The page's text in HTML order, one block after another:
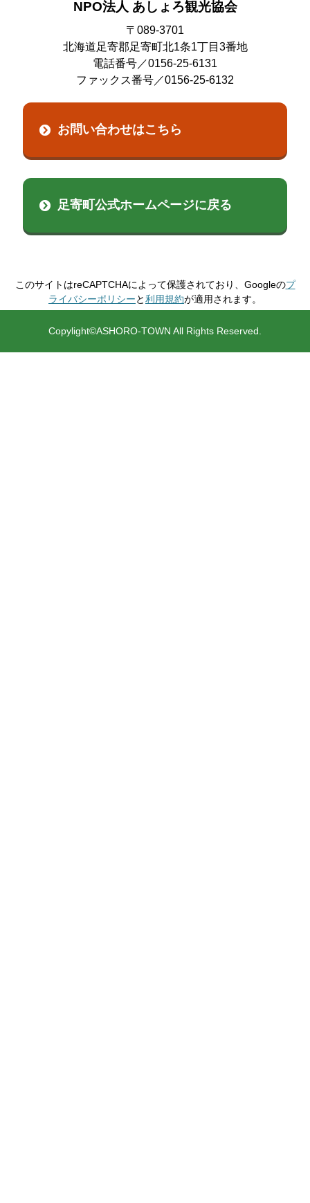
NPO法人 あしょろ観光協会
〒089-3701
北海道足寄郡足寄町北1条1丁目3番地
電話番号／0156-25-6131
ファックス番号／0156-25-6132
お問い合わせはこちら
足寄町公式ホームページに戻る
このサイトはreCAPTCHAによって保護されており、Googleのプ
ライバシーポリシーと利用規約が適用されます。
Copylight©ASHORO-TOWN All Rights Reserved.